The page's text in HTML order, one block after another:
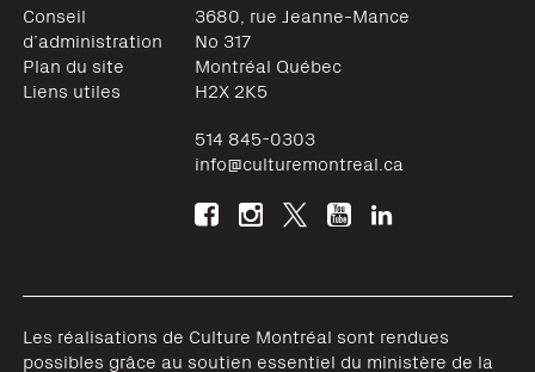
Conseil
d’administration
Plan du site
Liens utiles
3680, rue Jeanne-Mance
No 317
Montréal Québec
H2X 2K5
514 845-0303
info@culturemontreal.ca
Les réalisations de Culture Montréal sont rendues
possibles grâce au soutien essentiel du ministère de la